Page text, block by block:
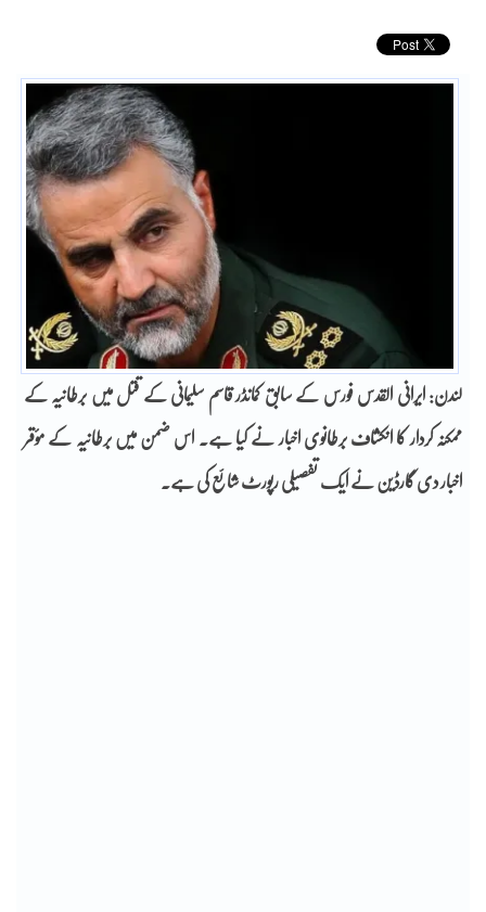
لندن: ایرانی القدس فورس کے سابق کمانڈر قاسم سلیمانی کے قتل میں برطانیہ کے
ممکنہ کردار کا انکشاف برطانوی اخبار نے کیا ہے۔ اس ضمن میں برطانیہ کے مؤقر
اخبار دی گارڈین نے ایک تفصیلی رپورٹ شائع کی ہے۔